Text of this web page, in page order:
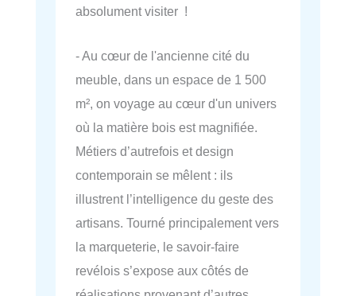
absolument visiter !
- Au cœur de l'ancienne cité du
meuble, dans un espace de 1 500
m², on voyage au cœur d'un univers
où la matière bois est magnifiée.
Métiers d’autrefois et design
contemporain se mêlent : ils
illustrent l’intelligence du geste des
artisans. Tourné principalement vers
la marqueterie, le savoir-faire
revélois s’expose aux côtés de